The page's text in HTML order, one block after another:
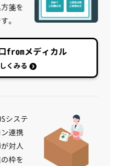
箋を
。
fromメディカル
くみる
システ
連携
対人
枠を